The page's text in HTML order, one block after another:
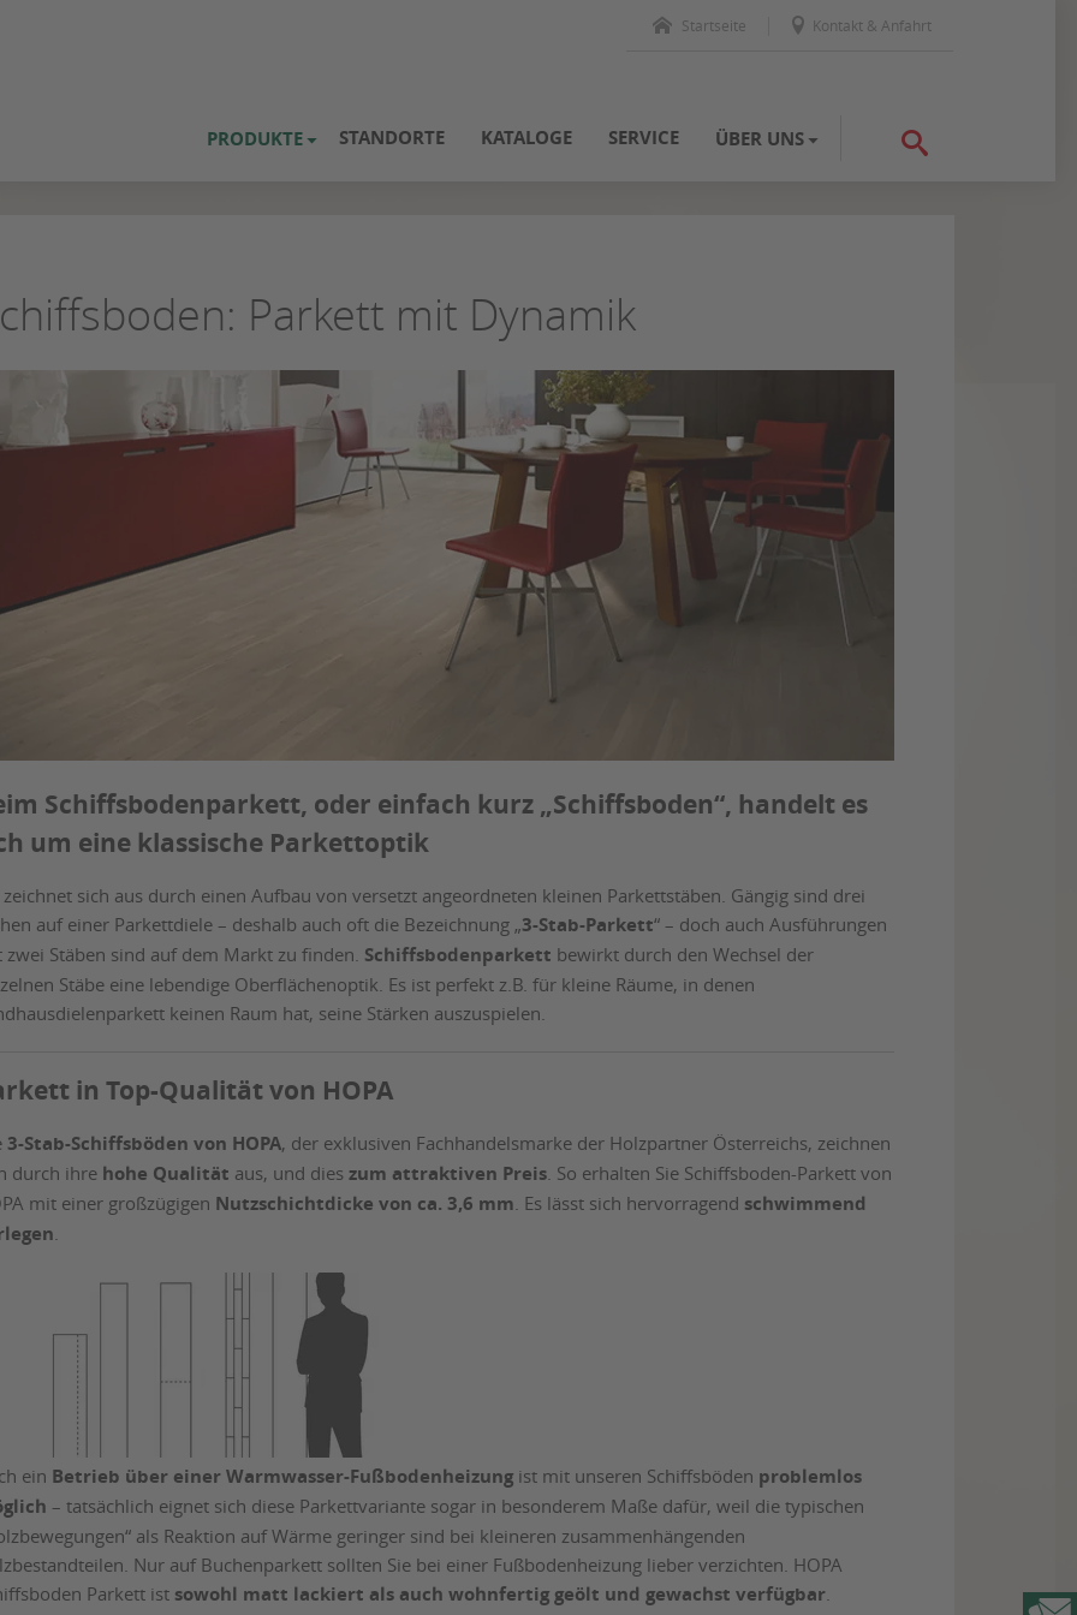
Startseite Kontakt & Anfahrt
PRODUKTE STANDORTE KATALOGE SERVICE ÜBER UNS
Parkett mit Dynamik
Schiffsbodenparkett, oder einfach kurz „Schiffsboden“, handelt es
um eine klassische Parkettoptik
zeichnet sich aus durch einen Aufbau von versetzt angeordneten kleinen Parkettstäben. Gängig sind drei
auf einer Parkettdiele – deshalb auch oft die Bezeichnung „3-Stab-Parkett“ – doch auch Ausführungen
zwei Stäben sind auf dem Markt zu finden. Schiffsbodenparkett bewirkt durch den Wechsel der
Stäbe eine lebendige Oberflächenoptik. Es ist perfekt z.B. für kleine Räume, in denen
keinen Raum hat, seine Stärken auszuspielen.
in Top-Qualität von HOPA
3-Stab-Schiffsböden von HOPA, der exklusiven Fachhandelsmarke der Holzpartner Österreichs, zeichnen
durch ihre hohe Qualität aus, und dies zum attraktiven Preis. So erhalten Sie Schiffsboden-Parkett von
mit einer großzügigen Nutzschichtdicke von ca. 3,6 mm. Es lässt sich hervorragend schwimmend
.
ein Betrieb über einer Warmwasser-Fußbodenheizung ist mit unseren Schiffsböden problemlos
– tatsächlich eignet sich diese Parkettvariante sogar in besonderem Maße dafür, weil die typischen
als Reaktion auf Wärme geringer sind bei kleineren zusammenhängenden
Nur auf Buchenparkett sollten Sie bei einer Fußbodenheizung lieber verzichten. HOPA
Parkett ist sowohl matt lackiert als auch wohnfertig geölt und gewachst verfügbar.